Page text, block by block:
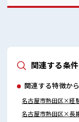
コンビニは
関連する条
関連する特徴か
名古屋市熱田区×経
名古屋市熱田区×長